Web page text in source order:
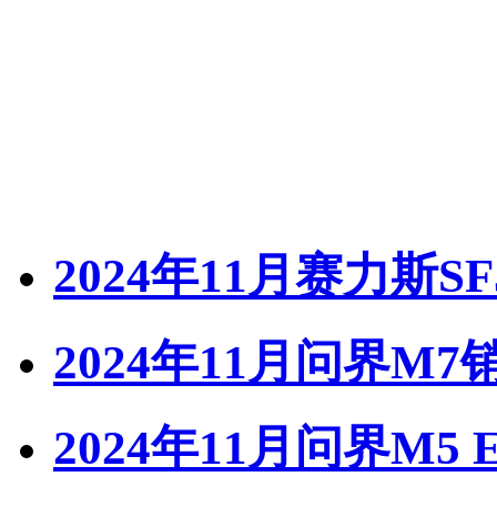
2024年11月赛力斯
2024年11月问界M7
2024年11月问界M5